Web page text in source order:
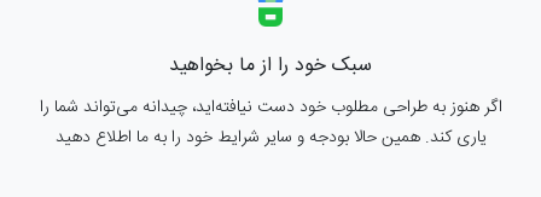
سبک خود را از ما بخواهید
اگر هنوز به طراحی مطلوب خود دست نیافته‌اید، چیدانه می‌تواند شما را
یاری کند. همین حالا بودجه و سایر شرایط خود را به ما اطلاع دهید